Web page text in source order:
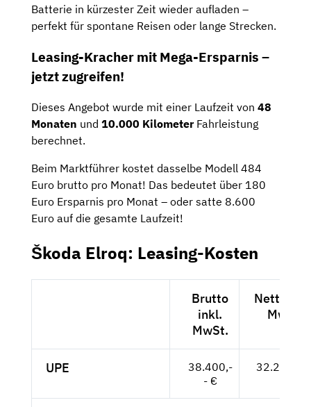
Batterie in kürzester Zeit wieder aufladen –
perfekt für spontane Reisen oder lange Strecken.
Leasing-Kracher mit Mega-Ersparnis –
jetzt zugreifen!
Dieses Angebot wurde mit einer Laufzeit von 48
Monaten und 10.000 KilometerFahrleistung
berechnet.
Beim Marktführer kostet dasselbe Modell 484
Euro brutto pro Monat! Das bedeutet über 180
Euro Ersparnis pro Monat – oder satte 8.600
Euro auf die gesamte Laufzeit!
Škoda Elroq: Leasing-Kosten
Brutto
inkl.
MwSt.
Netto
MwSt.
UPE
38.400,-
- €
32.269,--